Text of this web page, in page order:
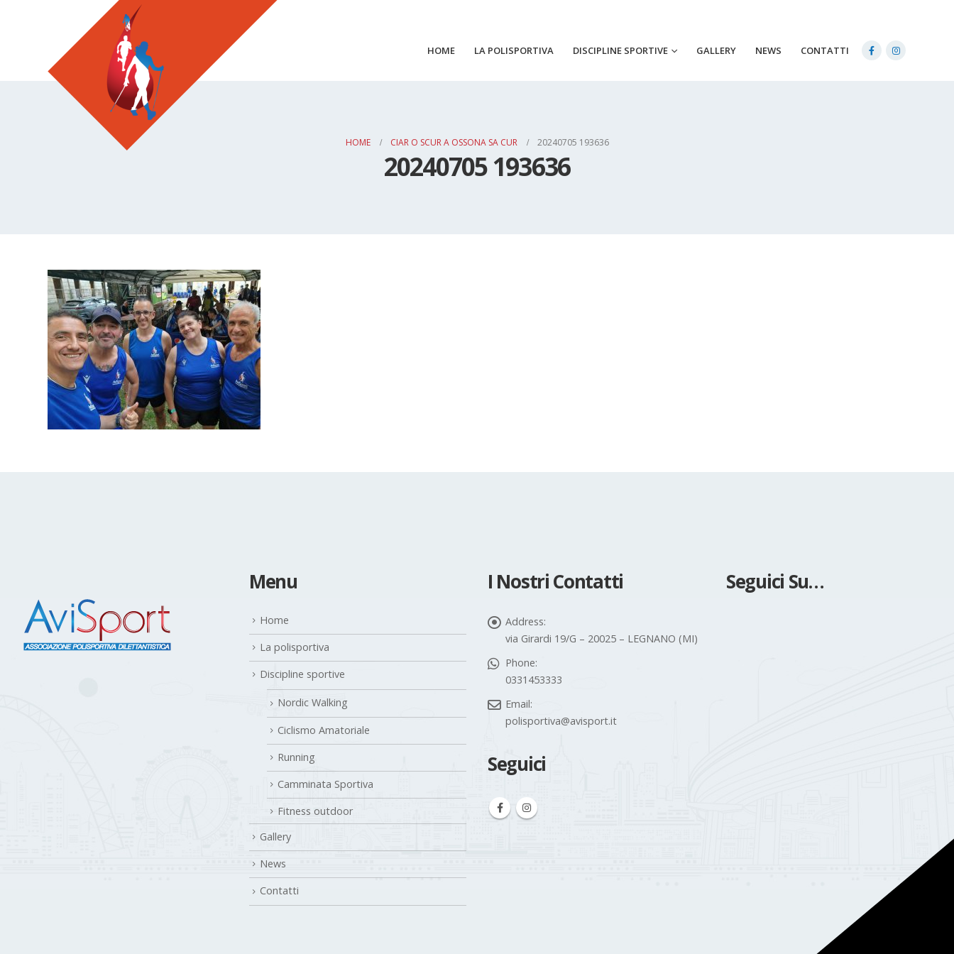
HOME LA POLISPORTIVA DISCIPLINE SPORTIVE GALLERY NEWS CONTATTI
HOME CIAR O SCUR A OSSONA SA CUR 20240705 193636
20240705 193636
Menu
Home
La polisportiva
Discipline sportive
Nordic Walking
Ciclismo Amatoriale
Running
Camminata Sportiva
Fitness outdoor
Gallery
News
Contatti
I Nostri Contatti
Address:
via Girardi 19/G – 20025 – LEGNANO (MI)
Phone:
0331453333
Email:
polisportiva@avisport.it
Seguici
Seguici Su…